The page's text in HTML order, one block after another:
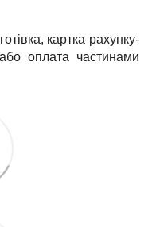
картка рахунку-
оплата частинами